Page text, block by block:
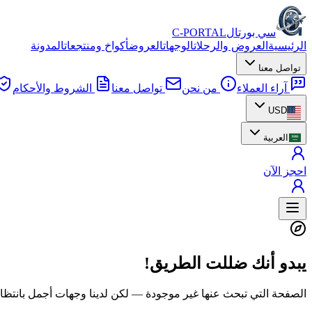
سي بورتالC-PORTAL
الرئيسية العروض والرحلاتالوجهاتالعروضأكواخ ومنتجعاتالمدونة
تواصل معنا
آراء العملاء من نحن تواصل معنا الشروط والأحكام
USD
العربية
احجز الآن
يبدو أنك ضللت الطريق!
الصفحة التي تبحث عنها غير موجودة — لكن لدينا وجهات أجمل